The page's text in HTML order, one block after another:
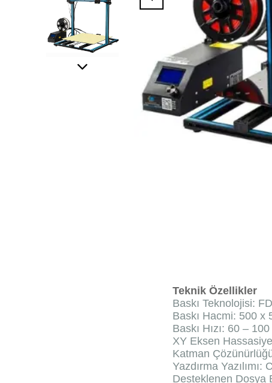
Teknik Özellikler
Baskı Teknolojisi:
Baskı Hacmi: 500 x
Baskı Hızı: 60 –
XY Eksen
Katman
Yazdırma
Desteklenen Dosya